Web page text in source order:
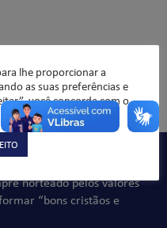
norteado pelos valores
“bons cristãos e
lhe proporcionar a
as suas preferências e
você concorda com o